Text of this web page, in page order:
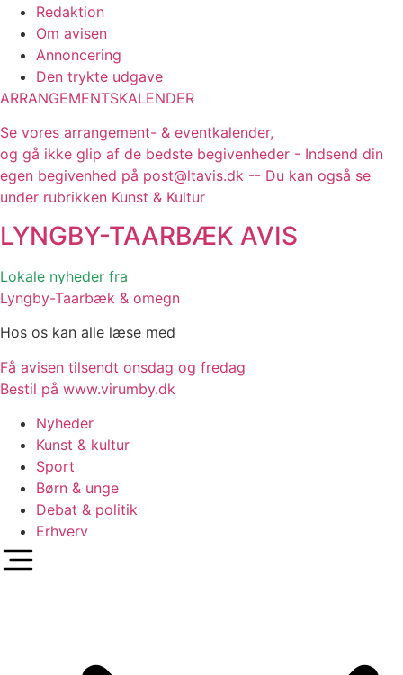
Redaktion
Om avisen
Annoncering
Den trykte udgave
ARRANGEMENTSKALENDER
Se vores arrangement- & eventkalender,
og gå ikke glip af de bedste begivenheder - Indsend din
egen begivenhed på post@ltavis.dk -- Du kan også se
under rubrikken Kunst & Kultur
LYNGBY-TAARBÆK AVIS
Lokale nyheder fra
Lyngby-Taarbæk & omegn
Hos os kan alle læse med
Få avisen tilsendt onsdag og fredag
Bestil på www.virumby.dk
Nyheder
Kunst & kultur
Sport
Børn & unge
Debat & politik
Erhverv